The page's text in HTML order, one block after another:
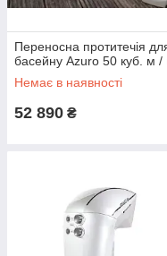
Переносна протитечія
басейну Azuro 50 куб. м /
Немає в наявності
52 890 ₴